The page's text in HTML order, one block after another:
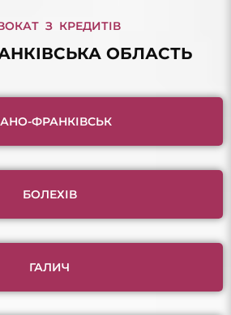
З КРЕДИТІВ
ОБЛАСТЬ
ФРАНКІВСЬК
БОЛЕХІВ
ГАЛИЧ